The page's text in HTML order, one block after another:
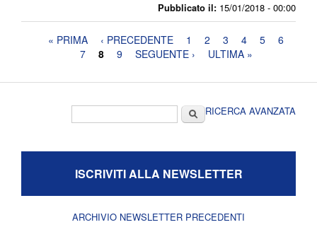
Pubblicato il: 15/01/2018 - 00:00
Pagine« PRIMA ‹ PRECEDENTE 1 2 3 4 5
6
7
8 9 SEGUENTE › ULTIMA »
CercaRICERCA AVANZATA
ISCRIVITI ALLA NEWSLETTER
ARCHIVIO NEWSLETTER PRECEDENTI